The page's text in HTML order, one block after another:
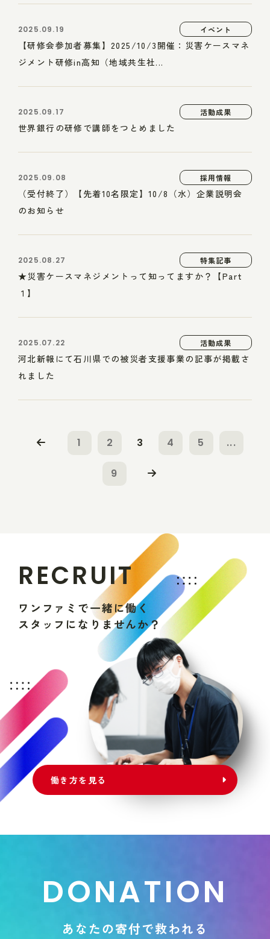
2025.09.19 イベント
【研修会参加者募集】2025/10/3開催：災害ケースマネ
ジメント研修in高知（地域共生社...
2025.09.17 活動成果
世界銀行の研修で講師をつとめました
2025.09.08 採用情報
（受付終了）【先着10名限定】10/8（水）企業説明会
のお知らせ
2025.08.27 特集記事
★災害ケースマネジメントって知ってますか？【Part
１】
2025.07.22 活動成果
河北新報にて石川県での被災者支援事業の記事が掲載さ
れました
1 2 3 4 5 ...
9
RECRUIT
ワ ン フ ァ ミ で一緒に働く
ス タ ッ フ にな りま せんか？
働き方を見る
DONATION
あ な たの寄付で救われ る